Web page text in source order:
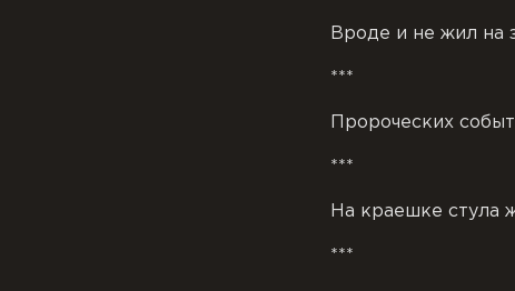
Вроде и не жил на
***
Пророческих
***
На краешке стула
***